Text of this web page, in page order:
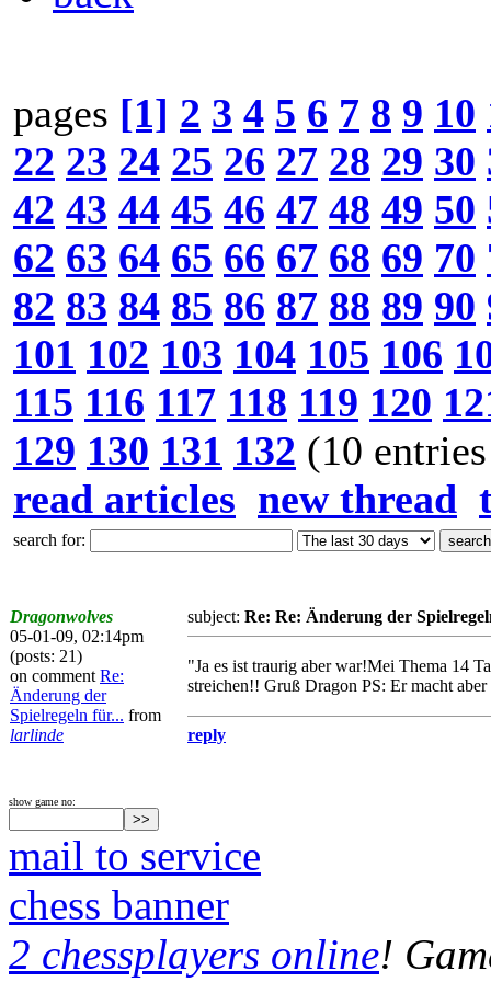
pages [1] 2 3 4 5 6 7 8 9 10
22 23 24 25 26 27 28 29 30
42 43 44 45 46 47 48 49 50
62 63 64 65 66 67 68 69 70
82 83 84 85 86 87 88 89 90
101 102 103 104 105 106
115 116 117 118 119 120
129 130 131 132 (10
read articles new thread
search for:
Dragonwolves
05-01-09, 02:14pm
(posts: 21)
on comment Re:
Änderung der
Spielregeln für... from
larlinde
subject: Re: Re: Änderung der
"Ja es ist traurig aber war!Mei Thema 14
streichen!! Gruß Dragon PS: Er macht
reply
show game no:
mail to service
chess banner
2 chessplayers online!